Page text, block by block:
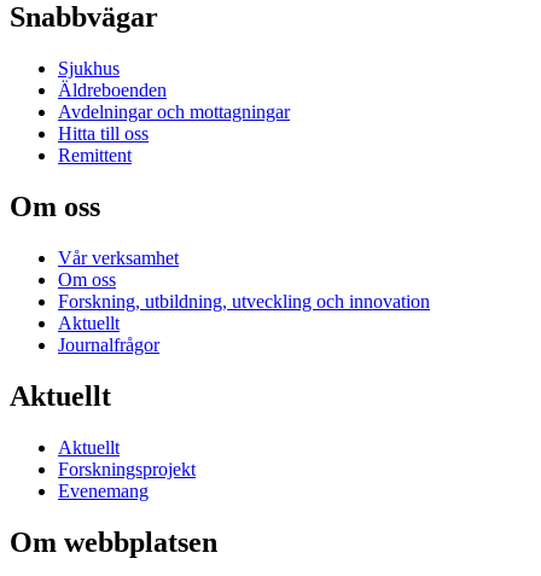
Snabbvägar
Sjukhus
Äldreboenden
Avdelningar och mottagningar
Hitta till oss
Remittent
Om oss
Vår verksamhet
Om oss
Forskning, utbildning, utveckling och innovation
Aktuellt
Journalfrågor
Aktuellt
Aktuellt
Forskningsprojekt
Evenemang
Om webbplatsen